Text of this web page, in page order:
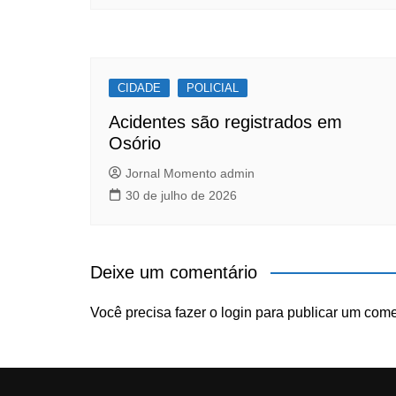
CIDADE POLICIAL
Acidentes são registrados em
Osório
Jornal Momento admin
30 de julho de 2026
Deixe um comentário
Você precisa fazer o login para publicar um